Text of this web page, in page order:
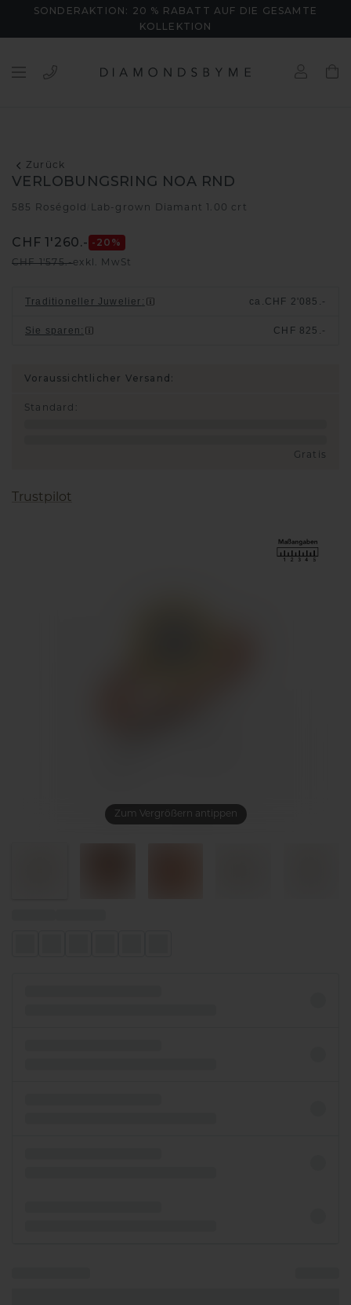
SONDERAKTION: 20 % RABATT AUF DIE GESAMTE
KOLLEKTION
Zurück
Zum Vergrößern antippen
VERLOBUNGSRING NOA RND
585 Roségold Lab-grown Diamant 1.00 crt
CHF 1'260.- -20 %
CHF 1'575.-exkl. MwSt
Traditioneller Juwelier : ca. CHF 2'085.-
Sie sparen : CHF 825.-
Voraussichtlicher Versand:
Standard :
Gratis
Trustpilot